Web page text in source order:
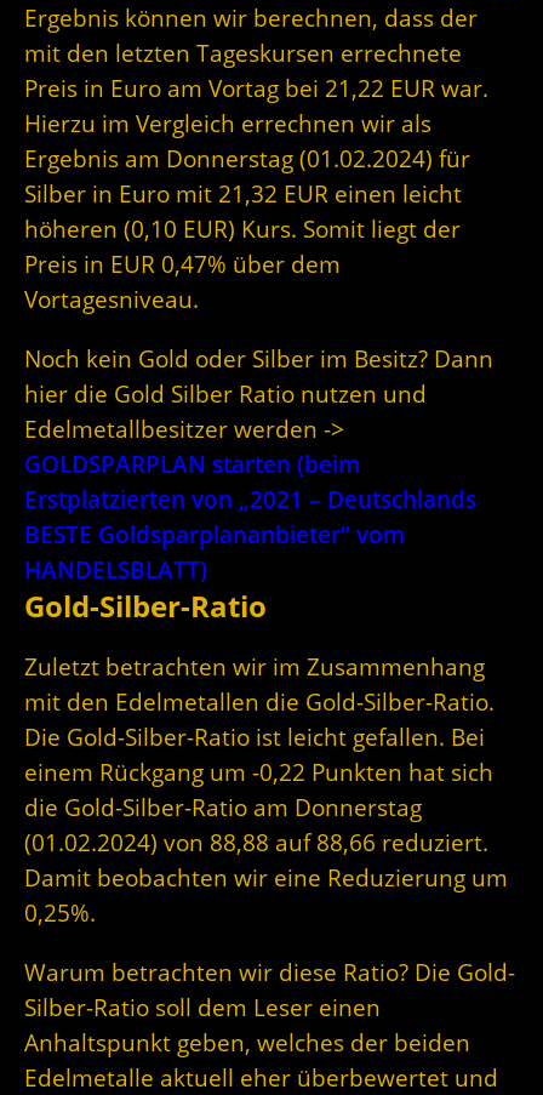
Ergebnis können wir berechnen, dass der
mit den letzten Tageskursen errechnete
Preis in Euro am Vortag bei 21,22 EUR war.
Hierzu im Vergleich errechnen wir als
Ergebnis am Donnerstag (01.02.2024) für
Silber in Euro mit 21,32 EUR einen leicht
höheren (0,10 EUR) Kurs. Somit liegt der
Preis in EUR 0,47% über dem
Vortagesniveau.
Noch kein Gold oder Silber im Besitz? Dann
hier die Gold Silber Ratio nutzen und
Edelmetallbesitzer werden ->
GOLDSPARPLAN starten (beim
Erstplatzierten von „2021 – Deutschlands
BESTE Goldsparplananbieter“ vom
HANDELSBLATT)
Gold-Silber-Ratio
Zuletzt betrachten wir im Zusammenhang
mit den Edelmetallen die Gold-Silber-Ratio.
Die Gold-Silber-Ratio ist leicht gefallen. Bei
einem Rückgang um -0,22 Punkten hat sich
die Gold-Silber-Ratio am Donnerstag
(01.02.2024) von 88,88 auf 88,66 reduziert.
Damit beobachten wir eine Reduzierung um
0,25%.
Warum betrachten wir diese Ratio? Die Gold-
Silber-Ratio soll dem Leser einen
Anhaltspunkt geben, welches der beiden
Edelmetalle aktuell eher überbewertet und